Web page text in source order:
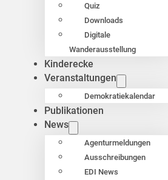
Quiz
Downloads
Digitale
Wanderausstellung
Kinderecke
Veranstaltungen
Demokratiekalendar
Publikationen
News
Agenturmeldungen
Ausschreibungen
EDI News